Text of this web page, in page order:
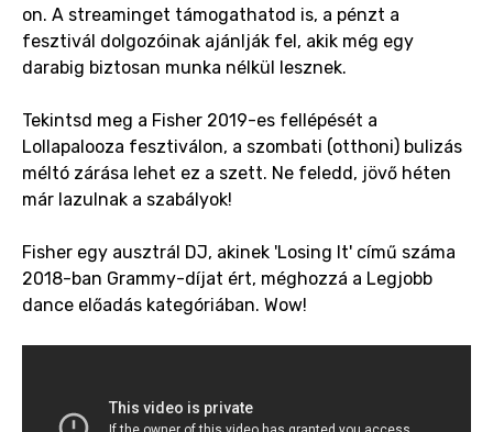
on. A streaminget támogathatod is, a pénzt a
fesztivál dolgozóinak ajánlják fel, akik még egy
darabig biztosan munka nélkül lesznek.
Tekintsd meg a Fisher 2019-es fellépését a
Lollapalooza fesztiválon, a szombati (otthoni) bulizás
méltó zárása lehet ez a szett. Ne feledd, jövő héten
már lazulnak a szabályok!
Fisher egy ausztrál DJ, akinek 'Losing It' című száma
2018-ban Grammy-díjat ért, méghozzá a Legjobb
dance előadás kategóriában. Wow!